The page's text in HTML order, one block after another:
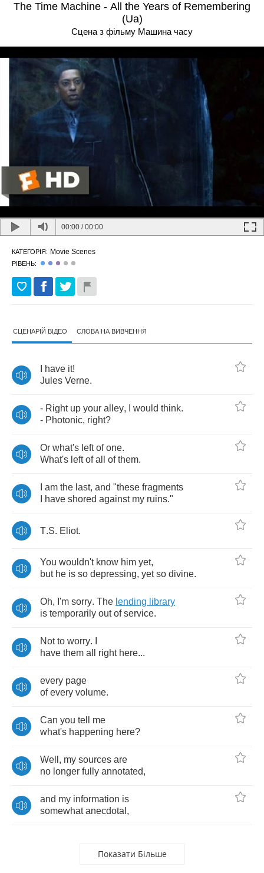
The Time Machine - All the Years of Remembering
(Ua)
Сцена з фільму Машина часу
00:00 /00:00
КАТЕГОРІЯ: Movie Scenes
РІВЕНЬ:
СЦЕНАРІЙ ВІДЕО СЛОВА НА ВИВЧЕННЯ
have it!
Jules Verne.
- Right up your alley, would think.
- Photonic, right?
Or what's left of one.
What's left of all of them.
am the last, and "these fragments
have shored against my ruins."
T.S. Eliot.
You wouldn't know him yet,
but he is so depressing, yet so divine.
Oh, I'm sorry. The lending library
is temporarily out of service.
Not to worry.
have them all right here...
every page
of every volume.
Can you tell
me
what's happening here?
Well , my sources are
no longer fully annotated,
and my information is
somewhat anecdotal ,
Показати Більше